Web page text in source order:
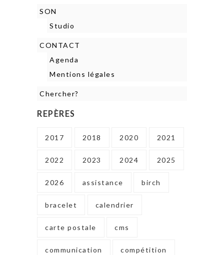
SON
Studio
CONTACT
Agenda
Mentions légales
Chercher?
REPÈRES
2017 2018 2020 2021
2022 2023 2024 2025
2026 assistance birch
bracelet calendrier
carte postale cms
communication compétition